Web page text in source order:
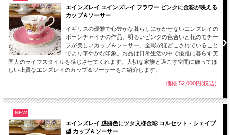
下地の臙脂色に曲線とハート型模様の金彩が映えるエインズレイの作品。口元が広
く下にいくほど狭くなるコルセット・シェイプ型。
シックで豪華な雰囲気を醸し出すカップ＆ソーサーです。 コレクションやインテ
リアにいかがでしょうか。
エインズレイ エインズレイ フラワー ピンクに金彩が映える
カップ＆ソーサー
イギリスの優雅で心豊かな暮らしにかかせないエンズレイの
ボーンチャイナの作品。明るいピンクの色合いと花のモチー
フが美しいカップ＆ソーサー。金彩がほどこされていること
でより華やかな印象。お品は日常生活の中で優雅に暮らす英
国人のライフスタイルを感じさせてくれます。大切な家族と過ごす空間に飾ってほ
しい上質なエンズレイのカップ＆ソーサーをご紹介します。
価格:52,000円(税込)
NEW
エインズレイ 臙脂色にツタ文様金彩 コルセット・シェイプ
型 カップ＆ソーサー